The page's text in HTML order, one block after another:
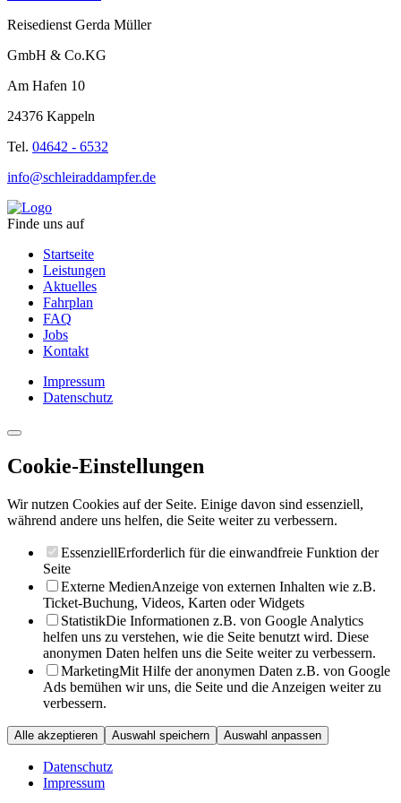
Reisedienst Gerda Müller
GmbH & Co.KG
Am Hafen 10
24376 Kappeln
Tel. 04642 - 6532
info@schleiraddampfer.de
Finde uns auf
Startseite
Leistungen
Aktuelles
Fahrplan
FAQ
Jobs
Kontakt
Impressum
Datenschutz
Cookie-Einstellungen
Wir nutzen Cookies auf der Seite. Einige davon sind essenziell,
während andere uns helfen, die Seite weiter zu verbessern.
EssenziellErforderlich für die einwandfreie Funktion der
Seite
Externe MedienAnzeige von externen Inhalten wie z.B.
Ticket-Buchung, Videos, Karten oder Widgets
StatistikDie Informationen z.B. von Google Analytics
helfen uns zu verstehen, wie die Seite benutzt wird. Diese
anonymen Daten helfen uns die Seite weiter zu verbessern.
MarketingMit Hilfe der anonymen Daten z.B. von Google
Ads bemühen wir uns, die Seite und die Anzeigen weiter zu
verbessern.
Alle akzeptieren Auswahl speichern Auswahl anpassen
Datenschutz
Impressum